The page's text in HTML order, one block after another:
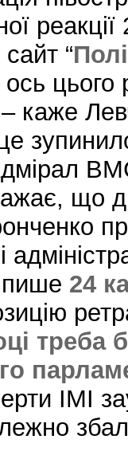
реакції
“
цього
каже
що
пише 24
треба
ІМІ